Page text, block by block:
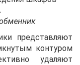
представляют
контуром
удаляют